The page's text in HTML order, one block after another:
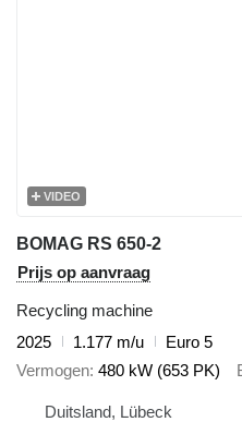
VIDEO
BOMAG RS 650-2
Prijs op aanvraag
Recycling machine
2025
1.177 m/u
Euro 5
Vermogen 480 kW (653 PK)
Duitsland, Lübeck